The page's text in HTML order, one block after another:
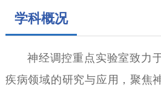
学科概况
神经调控重点实验室致力
疾病领域的研究与应用，聚焦